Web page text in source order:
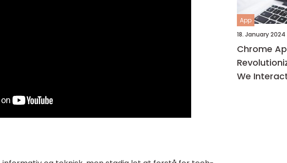
App
18. January 2024
Chrome
We